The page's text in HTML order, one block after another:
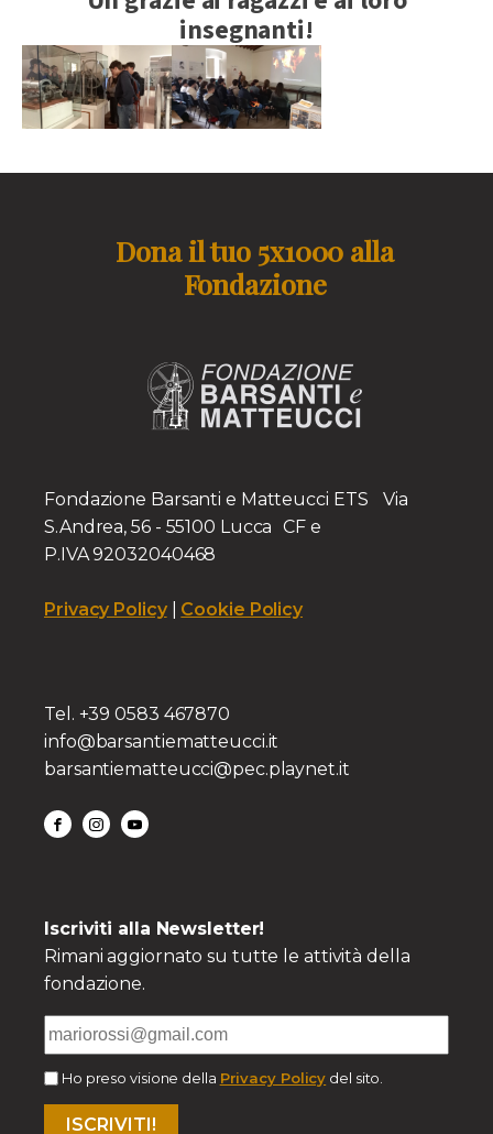
insegnanti!
Dona il tuo 5x1000 alla
Fondazione
Fondazione Barsanti e Matteucci ETS Via
S.Andrea, 56 - 55100 Lucca CF e
P.IVA 92032040468
Privacy Policy| Cookie Policy
Tel. +39 0583 467870
info@barsantiematteucci.it
barsantiematteucci@pec.playnet.it
Iscriviti alla Newsletter!
Rimani aggiornato su tutte le attività della
fondazione.
Ho preso visione della Privacy Policy del sito.